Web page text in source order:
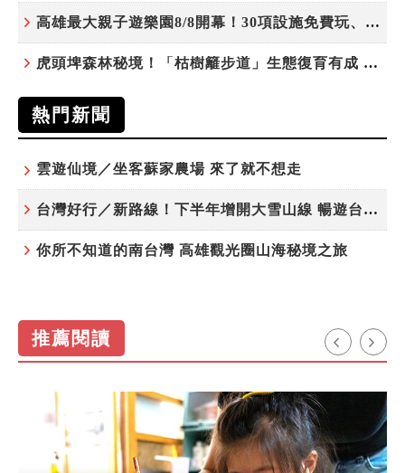
高雄最大親子遊樂園8/8開幕！30項設施免費玩、YOYO家族嗨翻暑假
虎頭埤森林秘境！「枯樹籬步道」生態復育有成 走進大自然生命教室
熱門新聞
雲遊仙境／坐客蘇家農場 來了就不想走
台灣好行／新路線！下半年增開大雪山線 暢遊台中更便利
你所不知道的南台灣 高雄觀光圈山海秘境之旅
推薦閱讀